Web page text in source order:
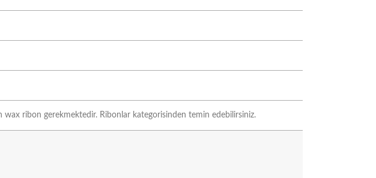
wax ribon gerekmektedir. Ribonlar kategorisinden temin edebilirsiniz.